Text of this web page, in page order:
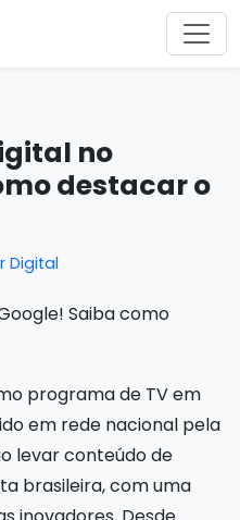
no
destacar o
Digital
programa de TV em
em rede nacional pela
levar conteúdo de
brasileira, com uma